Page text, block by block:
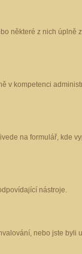
některé z nich úplně
v kompetenci
na formulář, kde
nástroje.
nebo jste